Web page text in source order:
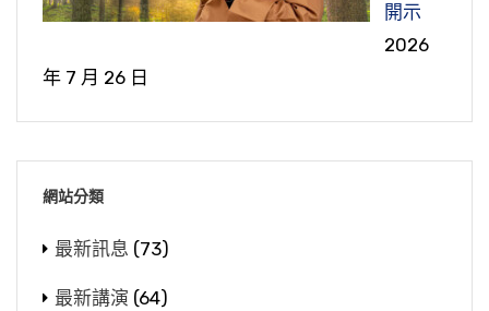
開示
2026
年 7 月 26 日
網站分類
最新訊息 (73)
最新講演 (64)